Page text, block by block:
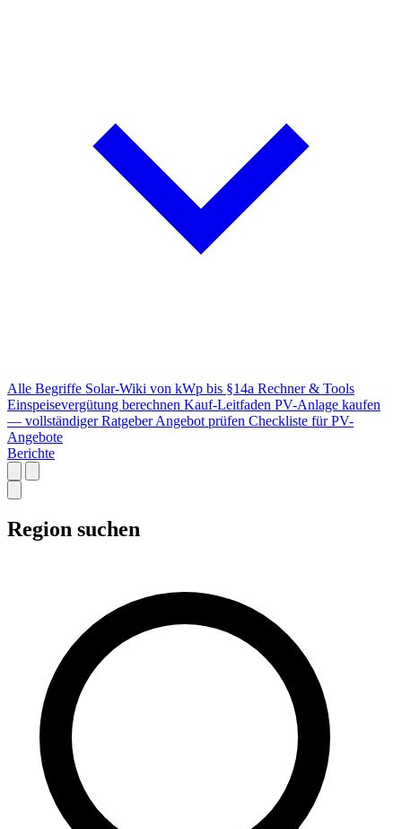
Alle Begriffe Solar-Wiki von kWp bis §14a Rechner & Tools
Einspeisevergütung berechnen Kauf-Leitfaden PV-Anlage kaufen
— vollständiger Ratgeber Angebot prüfen Checkliste für PV-
Angebote
Berichte
Region suchen